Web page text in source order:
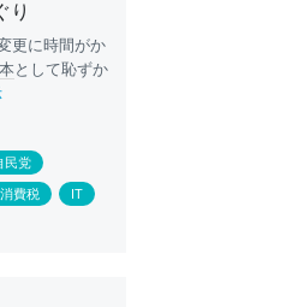
り
更に時間がか
本 として恥ずか
民党
消費税 IT